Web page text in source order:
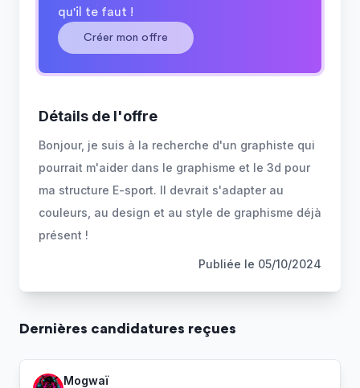
qu'il te faut !
Créer mon offre
Détails de l'offre
Bonjour, je suis à la recherche d'un graphiste qui
pourrait m'aider dans le graphisme et le 3d pour
ma structure E-sport. Il devrait s'adapter au
couleurs, au design et au style de graphisme déjà
présent !
Publiée le 05/10/2024
Dernières candidatures reçues
Mogwaï